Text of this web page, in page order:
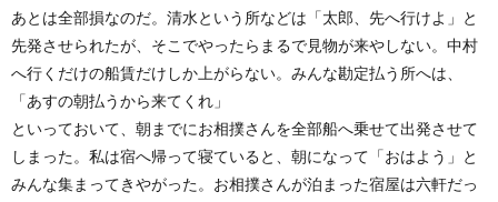
あとは全部損なのだ。清水という所などは「太郎、先へ行けよ」と
先発させられたが、そこでやったらまるで見物が来やしない。中村
へ行くだけの船賃だけしか上がらない。みんな勘定払う所へは、
「あすの朝払うから来てくれ」
といっておいて、朝までにお相撲さんを全部船へ乗せて出発させて
しまった。私は宿へ帰って寝ていると、朝になって「おはよう」と
みんな集まってきやがった。お相撲さんが泊まった宿屋は六軒だっ